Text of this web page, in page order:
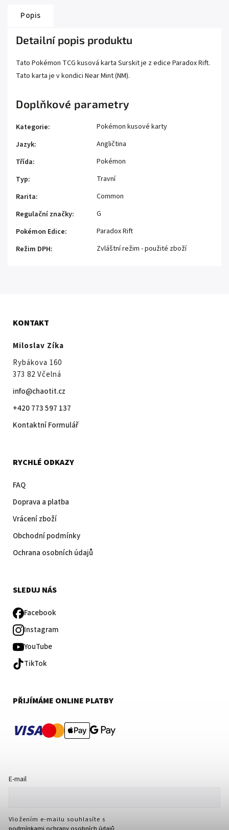
Popis
Detailní popis produktu
Tato Pokémon TCG kusová karta Surskit je z edice Paradox Rift.
Tato karta je v kondici Near Mint (NM).
Doplňkové parametry
Kategorie:
Pokémon kusové karty
Jazyk:
Angličtina
Třída:
Pokémon
Typ:
Travní
Rarita:
Common
Regulační značky:
G
Pokémon Edice:
Paradox Rift
Režim DPH: Zvláštní režim - použité zboží
KONTAKT
Miloslav Zíka
Rybákova 160
373 82 Včelná
info@chaotit.cz
+420 773 597 137
Kontaktní Formulář
RYCHLÉ ODKAZY
FAQ
Doprava a platba
Vrácení zboží
Obchodní podmínky
Ochrana osobních údajů
SLEDUJ NÁS
Facebook
Instagram
YouTube
TikTok
PŘIJÍMÁME ONLINE PLATBY
VISA
E-mail
Vložením e-mailu souhlasíte s